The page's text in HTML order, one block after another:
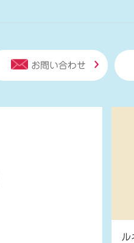
お問い合わせ
ル